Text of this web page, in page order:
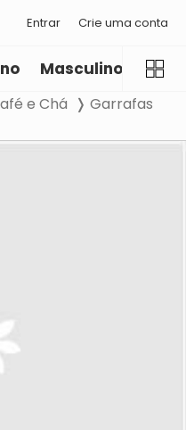
Entrar Crie uma conta
Masculino
e Chá
Garrafas